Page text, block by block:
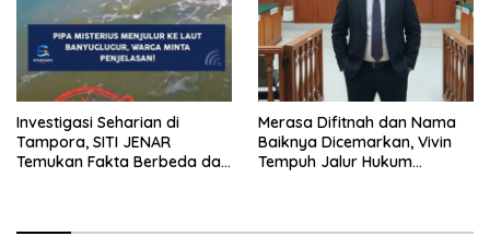
Investigasi Seharian di
Tampora, SITI JENAR
Temukan Fakta Berbeda dari
Merasa Difitnah dan Nama
Baiknya Dicemarkan, Vivin
Tempuh Jalur Hukum